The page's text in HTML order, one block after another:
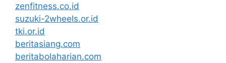
zenfitness.co.id
suzuki-2wheels.or.id
tki.or.id
beritasiang.com
beritabolaharian.com